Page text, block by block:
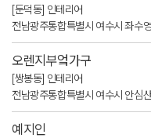
[둔덕동] 인테리어
전남광주통합특별시 여수시 좌수
오렌지부엌가구
[쌍봉동] 인테리어
전남광주통합특별시 여수시 안심
예지인